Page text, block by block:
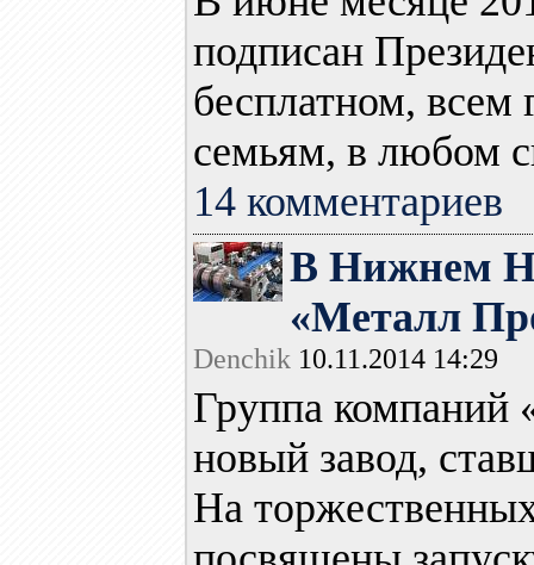
подписан
бесплатном,
семьям, в любом
14 комментариев
В Нижнем
«Металл
Denchik 10.11.2014 14:29
Группа компаний
новый завод,
На